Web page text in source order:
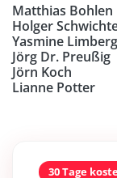
Matthias Bohlen
Holger
Yasmine
Jörg Dr. Preußig
Jörn Koch
Lianne Potter
30 Tage